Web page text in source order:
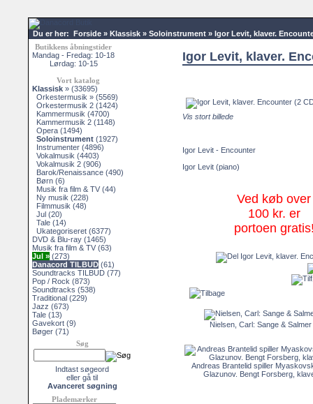
Du er her: Forside » Klassisk » Soloinstrument » Igor Levit, klaver.
Butikkens åbningstider
Mandag - Fredag: 10-18
Lørdag: 10-15
Vort katalog
Klassisk » (33695)
Orkestermusik » (5569)
Orkestermusik 2 (1424)
Kammermusik (4700)
Kammermusik 2 (1148)
Opera (1494)
Soloinstrument (1927)
Instrumenter (4896)
Vokalmusik (4403)
Vokalmusik 2 (906)
Barok/Renaissance (490)
Børn (6)
Musik fra film & TV (44)
Ny musik (228)
Filmmusik (48)
Jul (20)
Tale (14)
Ukategoriseret (6377)
DVD & Blu-ray (1465)
Musik fra film & TV (63)
Jul » (273)
Danacord TILBUD (61)
Soundtracks TILBUD (77)
Pop / Rock (873)
Soundtracks (538)
Traditional (229)
Jazz (673)
Tale (13)
Gavekort (9)
Bøger (71)
Søg
Indtast søgeord
eller gå til
Avanceret søgning
Plademærker
Igor Levit, klaver.
Vis stort billede
Igor Levit - Encounter
Igor Levit (piano)
Ved køb over
100 kr. er
portoen
Nielsen, Carl: Sange & Salmer
Andreas Brantelid spiller
Glazunov. Bengt Forsberg,